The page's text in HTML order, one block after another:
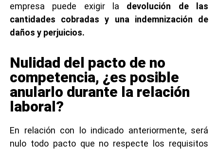
empresa puede exigir la devolución de las
cantidades cobradas y una indemnización de
daños y perjuicios.
Nulidad del pacto de no
competencia, ¿es posible
anularlo durante la relación
laboral?
En relación con lo indicado anteriormente, será
nulo todo pacto que no respecte los requisitos